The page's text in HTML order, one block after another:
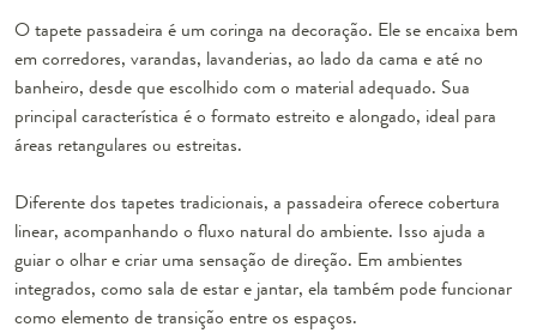
O tapete passadeira é um coringa na decoração. Ele se encaixa bem
em corredores, varandas, lavanderias, ao lado da cama e até no
banheiro, desde que escolhido com o material adequado. Sua
principal característica é o formato estreito e alongado, ideal para
áreas retangulares ou estreitas.
Diferente dos tapetes tradicionais, a passadeira oferece cobertura
linear, acompanhando o fluxo natural do ambiente. Isso ajuda a
guiar o olhar e criar uma sensação de direção. Em ambientes
integrados, como sala de estar e jantar, ela também pode funcionar
como elemento de transição entre os espaços.